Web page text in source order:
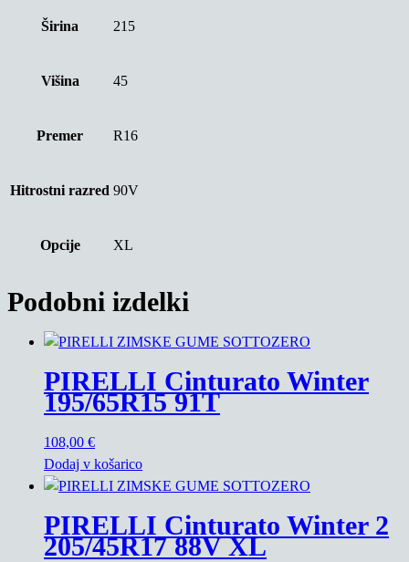
Širina 215
Višina 45
Premer R16
Hitrostni razred 90V
Opcije XL
Podobni izdelki
PIRELLI Cinturato Winter
195/65R15 91T
108,00 €
Dodaj v košarico
PIRELLI Cinturato Winter 2
205/45R17 88V XL